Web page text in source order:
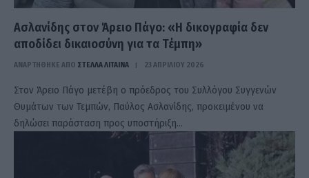
Ασλανίδης στον Άρειο Πάγο: «Η δικογραφία δεν
αποδίδει δικαιοσύνη για τα Τέμπη»
ΑΝΑΡΤΗΘΗΚΕ ΑΠΟ ΣΤΈΛΛΑ ΛΊΤΑΙΝΑ 23 ΑΠΡΙΛΊΟΥ 2026
Στον Άρειο Πάγο μετέβη ο πρόεδρος του Συλλόγου Συγγενών
Θυμάτων των Τεμπών, Παύλος Ασλανίδης, προκειμένου να
δηλώσει παράσταση προς υποστήριξη…